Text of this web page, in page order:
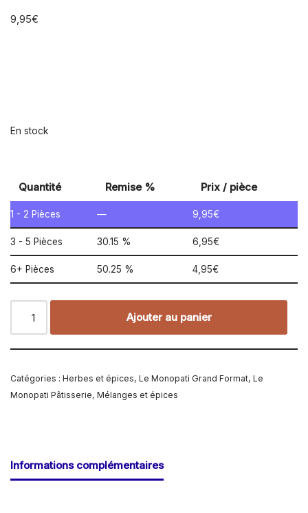
9,95€
En stock
Quantité Remise % Prix / pièce
1 - 2 Pièces — 9,95€
3 - 5 Pièces 30.15 % 6,95€
6+ Pièces 50.25 % 4,95€
Ajouter au panier
Catégories : Herbes et épices, Le Monopati Grand Format, Le
Monopati Pâtisserie, Mélanges et épices
Informations complémentaires